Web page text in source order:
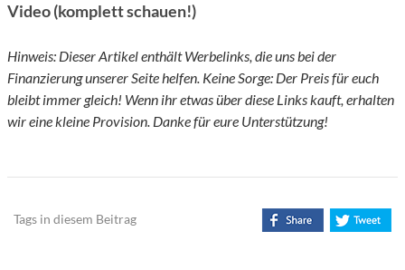
Video (komplett schauen!)
Hinweis: Dieser Artikel enthält Werbelinks, die uns bei der
Finanzierung unserer Seite helfen. Keine Sorge: Der Preis für euch
bleibt immer gleich! Wenn ihr etwas über diese Links kauft, erhalten
wir eine kleine Provision. Danke für eure Unterstützung!
Tags in diesem Beitrag